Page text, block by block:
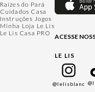
Raízes do Pará
Cuidados Casa
Instruções Jogos
Minha Loja Le Lis
Le Lis Casa PRO
ACESSE
LE LIS
@lelisblanc